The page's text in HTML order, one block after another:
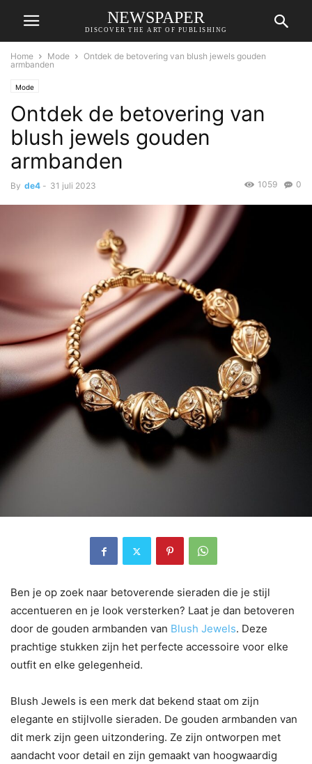
NEWSPAPER
DISCOVER THE ART OF PUBLISHING
Home Mode
Ontdek de betovering van blush jewels gouden
armbanden
Mode
Ontdek de betovering van
blush jewels gouden
armbanden
By de4 - 31 juli 2023 0
1059
Ben je op zoek naar betoverende sieraden die je stijl
accentueren en je look versterken? Laat je dan betoveren
door de gouden armbanden van Blush Jewels. Deze
prachtige stukken zijn het perfecte accessoire voor elke
outfit en elke gelegenheid.
Blush Jewels is een merk dat bekend staat om zijn
elegante en stijlvolle sieraden. De gouden armbanden van
dit merk zijn geen uitzondering. Ze zijn ontworpen met
aandacht voor detail en zijn gemaakt van hoogwaardig